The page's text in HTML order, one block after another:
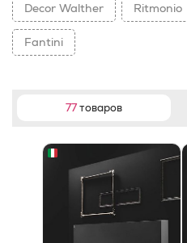
Decor Walther Ritmonio
Fantini
77товаров